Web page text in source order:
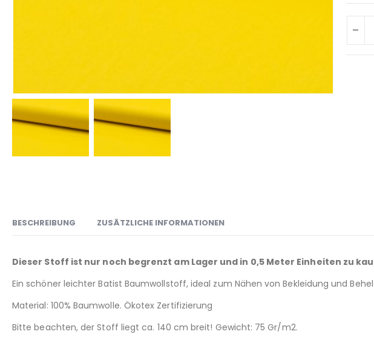
BESCHREIBUNG ZUSÄTZLICHE INFORMATIONEN
Dieser Stoff ist nur noch begrenzt am Lager und in 0,5 Meter Einheiten zu
Ein schöner leichter Batist Baumwollstoff, ideal zum Nähen von Bekleidung und
Material: 100% Baumwolle. Ökotex Zertifizierung
Bitte beachten, der Stoff liegt ca. 140 cm breit! Gewicht: 75 Gr/m2.